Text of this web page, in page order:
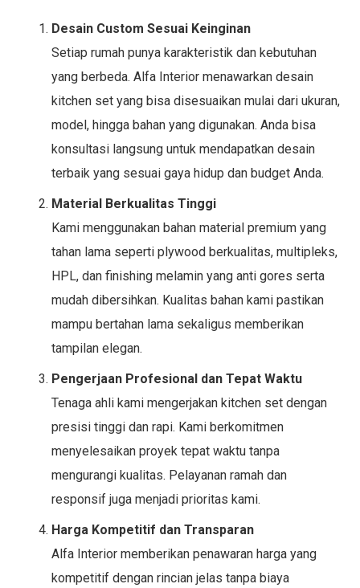
Desain Custom Sesuai Keinginan
Setiap rumah punya karakteristik dan kebutuhan
yang berbeda. Alfa Interior menawarkan desain
kitchen set yang bisa disesuaikan mulai dari ukuran,
model, hingga bahan yang digunakan. Anda bisa
konsultasi langsung untuk mendapatkan desain
terbaik yang sesuai gaya hidup dan budget Anda.
Material Berkualitas Tinggi
Kami menggunakan bahan material premium yang
tahan lama seperti plywood berkualitas, multipleks,
HPL, dan finishing melamin yang anti gores serta
mudah dibersihkan. Kualitas bahan kami pastikan
mampu bertahan lama sekaligus memberikan
tampilan elegan.
Pengerjaan Profesional dan Tepat Waktu
Tenaga ahli kami mengerjakan kitchen set dengan
presisi tinggi dan rapi. Kami berkomitmen
menyelesaikan proyek tepat waktu tanpa
mengurangi kualitas. Pelayanan ramah dan
responsif juga menjadi prioritas kami.
Harga Kompetitif dan Transparan
Alfa Interior memberikan penawaran harga yang
kompetitif dengan rincian jelas tanpa biaya